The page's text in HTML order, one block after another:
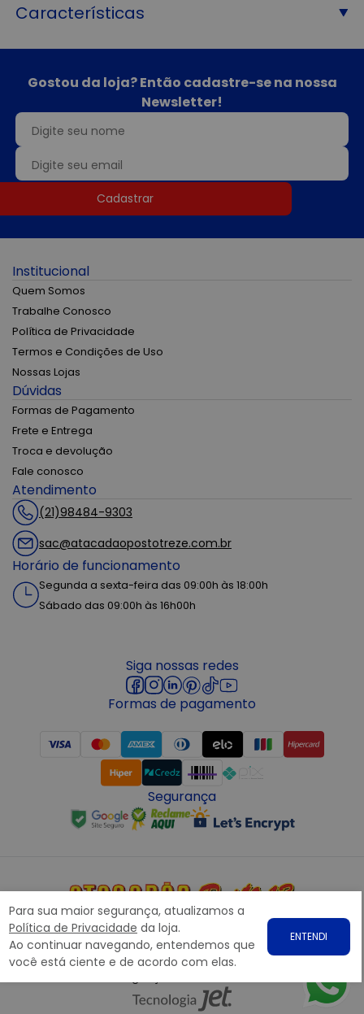
Para sua maior segurança, atualizamos a
Política de Privacidade da loja.
Ao continuar navegando, entendemos que
você está ciente e de acordo com elas.
ENTENDI
Características
Gostou da loja? Então cadastre-se na nossa
Newsletter!
Cadastrar
Institucional
Quem Somos
Trabalhe Conosco
Política de Privacidade
Termos e Condições de Uso
Nossas Lojas
Dúvidas
Formas de Pagamento
Frete e Entrega
Troca e devolução
Fale conosco
Atendimento
(21)98484-9303
sac@atacadaopostotreze.com.br
Horário de funcionamento
Segunda a sexta-feira das 09:00h às 18:00h
Sábado das 09:00h às 16h00h
Siga nossas redes
Formas de pagamento
Segurança
Copyright © 2022 ATACADÃO POSTO 13 - Todos os direitos
reservados. CNPJ: 15.360.767/0001-07
Rodovia Presidente Dutra, nº1258 Galpão 1268 – Bairro: Prata,